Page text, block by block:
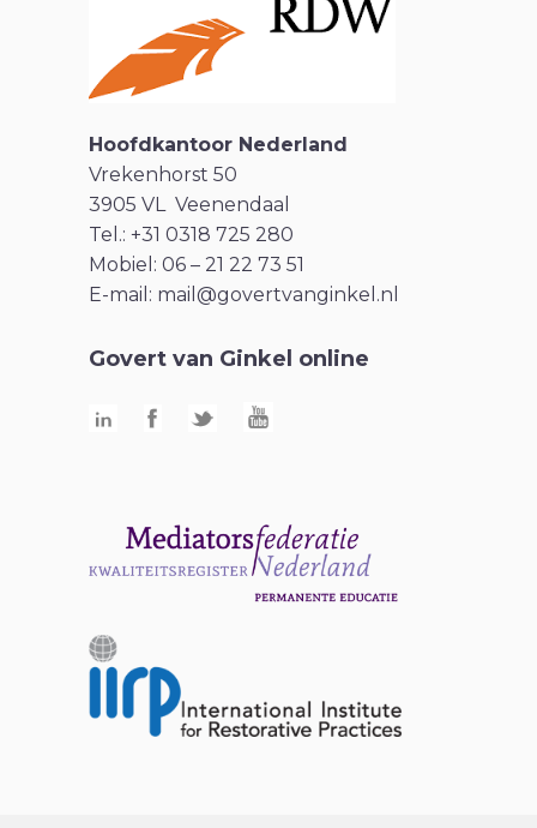
Hoofdkantoor Nederland
Vrekenhorst 50
3905 VL Veenendaal
Tel.: +31 0318 725 280
Mobiel: 06 – 21 22 73 51
E-mail: mail@govertvanginkel.nl
Govert van Ginkel online